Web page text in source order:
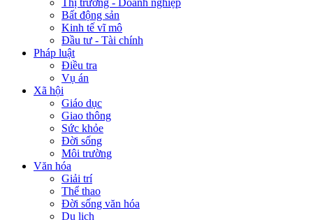
Thị trường - Doanh nghiệp
Bất động sản
Kinh tế vĩ mô
Đầu tư - Tài chính
Pháp luật
Điều tra
Vụ án
Xã hội
Giáo dục
Giao thông
Sức khỏe
Đời sống
Môi trường
Văn hóa
Giải trí
Thể thao
Đời sống văn hóa
Du lịch